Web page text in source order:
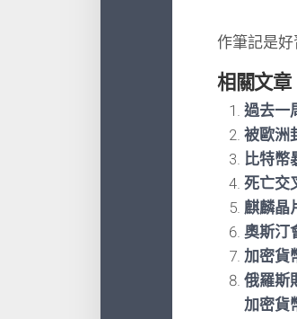
作筆記是
相關文章
過去一
被歐洲
比特幣
死亡交
麒麟晶
奧斯汀
加密貨
俄羅斯
加密貨